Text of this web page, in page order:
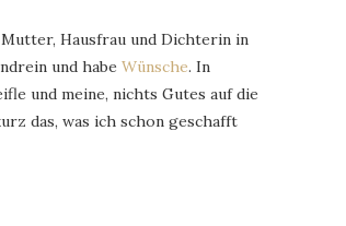
Hausfrau und Dichterin in
und habeWünsche. In
und meine, nichts Gutes auf die
das, was ich schon geschafft